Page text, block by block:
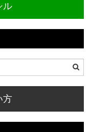
ル
方